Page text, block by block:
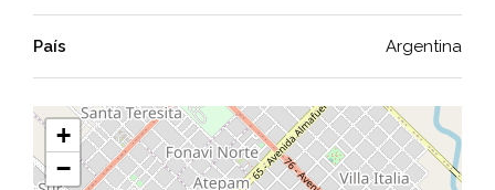
País Argentina
+
−